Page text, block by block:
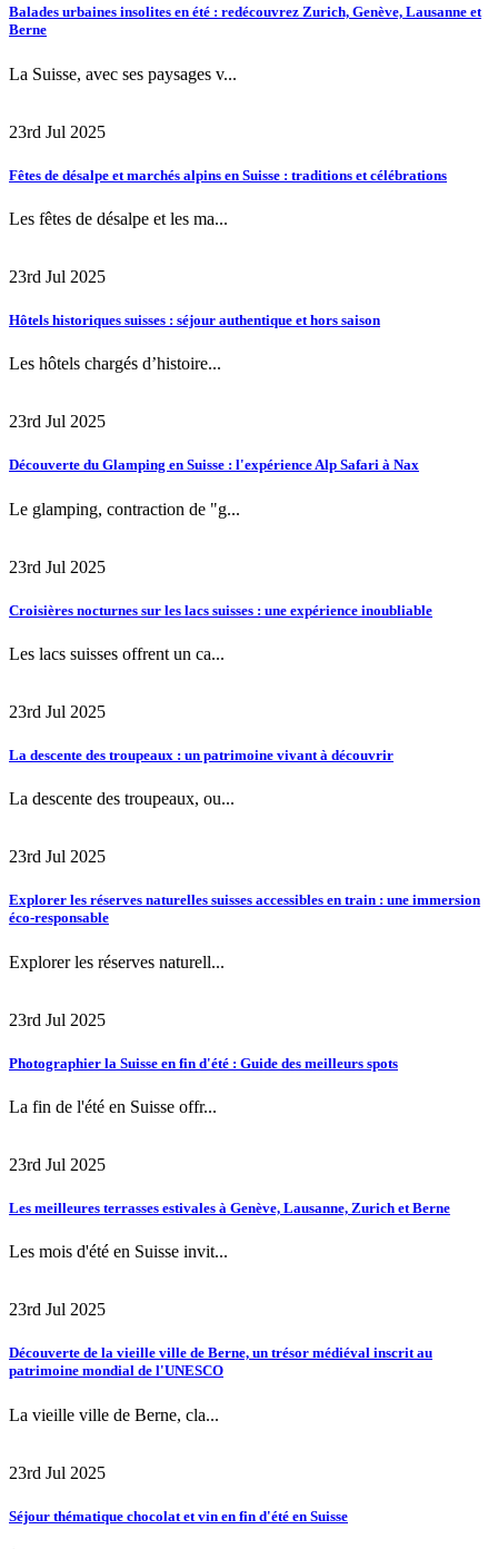
Balades urbaines insolites en été : redécouvrez Zurich, Genève, Lausanne et
Berne
La Suisse, avec ses paysages v...
23rd Jul 2025
Fêtes de désalpe et marchés alpins en Suisse : traditions et célébrations
Les fêtes de désalpe et les ma...
23rd Jul 2025
Hôtels historiques suisses : séjour authentique et hors saison
Les hôtels chargés d’histoire...
23rd Jul 2025
Découverte du Glamping en Suisse : l'expérience Alp Safari à Nax
Le glamping, contraction de "g...
23rd Jul 2025
Croisières nocturnes sur les lacs suisses : une expérience inoubliable
Les lacs suisses offrent un ca...
23rd Jul 2025
La descente des troupeaux : un patrimoine vivant à découvrir
La descente des troupeaux, ou...
23rd Jul 2025
Explorer les réserves naturelles suisses accessibles en train : une immersion
éco-responsable
Explorer les réserves naturell...
23rd Jul 2025
Photographier la Suisse en fin d'été : Guide des meilleurs spots
La fin de l'été en Suisse offr...
23rd Jul 2025
Les meilleures terrasses estivales à Genève, Lausanne, Zurich et Berne
Les mois d'été en Suisse invit...
23rd Jul 2025
Découverte de la vieille ville de Berne, un trésor médiéval inscrit au
patrimoine mondial de l'UNESCO
La vieille ville de Berne, cla...
23rd Jul 2025
Séjour thématique chocolat et vin en fin d'été en Suisse